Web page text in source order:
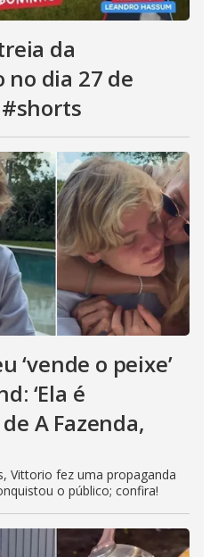
da
no dia 27 de
‘vende o peixe’
‘Ela é
A Fazenda,
Vittorio fez uma propaganda
o público; confira!